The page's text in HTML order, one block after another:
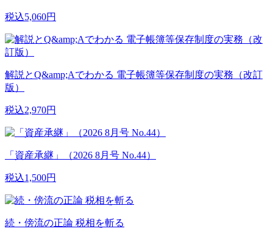
税込5,060円
解説とQ&amp;Aでわかる 電子帳簿等保存制度の実務（改訂
版）
税込2,970円
「資産承継」（2026 8月号 No.44）
税込1,500円
続・傍流の正論 税相を斬る